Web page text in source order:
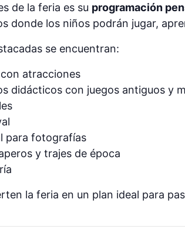
de la feria es su programación
donde los niños podrán jugar,
se encuentran:
atracciones
didácticos con juegos antiguos y
para fotografías
y trajes de época
la feria en un plan ideal para